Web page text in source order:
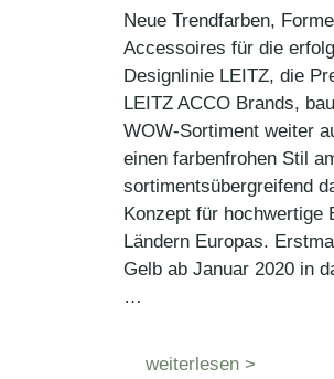
Neue Trendfarben,
Accessoires für die
Designlinie LEITZ, die
LEITZ ACCO Brands,
WOW-Sortiment weiter
einen farbenfrohen Stil
sortimentsübergreifend
Konzept für hochwertige
Ländern Europas.
Gelb ab Januar 2020 in
…
weiterlesen >